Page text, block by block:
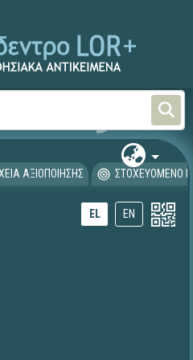
ΑΞΙΟΠΟΙΗΣΗΣ ΣΤΟΧΕΥΟΜΕΝΟ
EL EN